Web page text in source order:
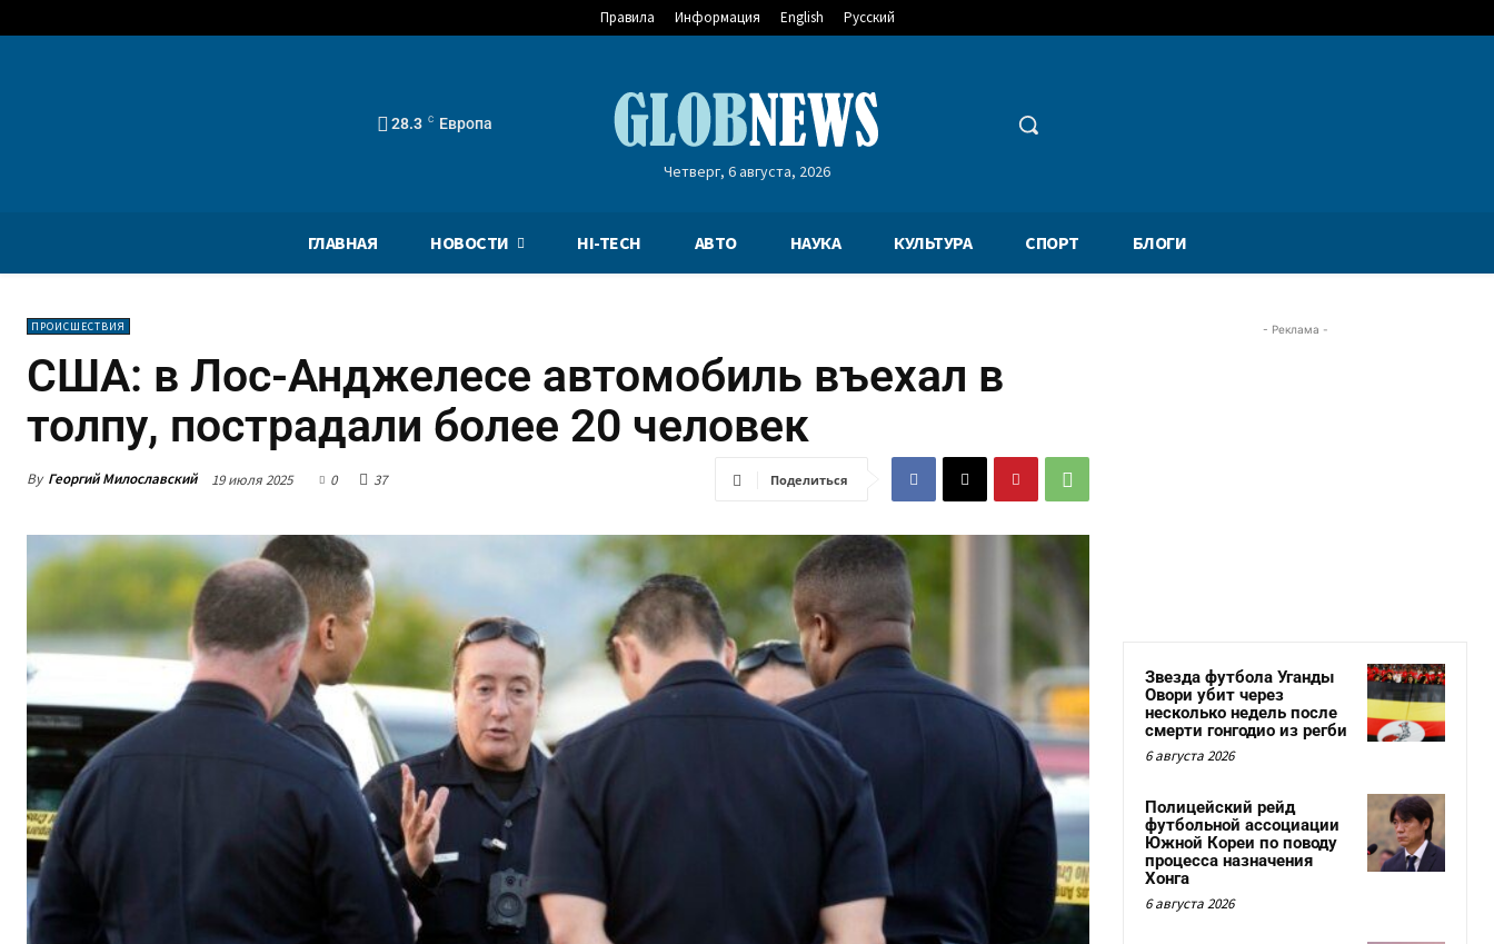
Правила Информация English Русский
28.3 C Европа
Четверг, 6 августа, 2026
ГЛАВНАЯ НОВОСТИ HI-TECH АВТО НАУКА КУЛЬТУРА СПОРТ БЛОГИ
ПРОИСШЕСТВИЯ
США: в Лос-Анджелесе автомобиль въехал в
толпу, пострадали более 20 человек
By Георгий Милославский 19 июля 2025 0 37 Поделиться
- Реклама -
Звезда футбола Уганды
Овори убит через
несколько недель после
смерти гонгодио из регби
6 августа 2026
Полицейский рейд
футбольной ассоциации
Южной Кореи по поводу
процесса назначения
Хонга
6 августа 2026